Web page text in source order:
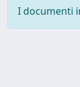
I documenti